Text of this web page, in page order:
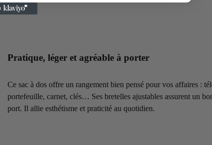
Pratique, léger et agréable à porter
Ce sac à dos offre un rangement bien pensé pour vos affaires :
portefeuille, carnet, clés… Ses bretelles ajustables assurent un
port. Il allie esthétisme et praticité au quotidien.